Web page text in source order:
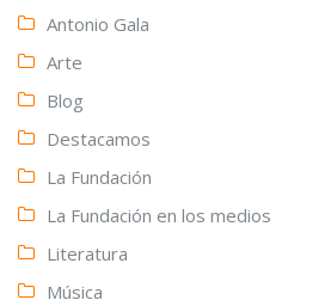
Antonio Gala
Arte
Blog
Destacamos
La Fundación
La Fundación en los medios
Literatura
Música